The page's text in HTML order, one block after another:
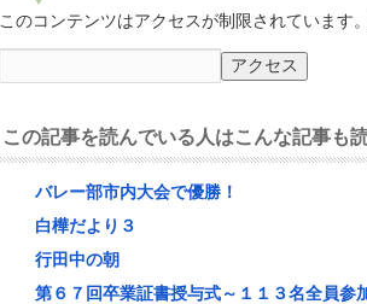
このコンテンツはアクセスが制限されています
この記事を読んでいる人はこんな記事も
バレー部市内大会で優勝！
白樺だより３
行田中の朝
第６７回卒業証書授与式～１１３名全員参